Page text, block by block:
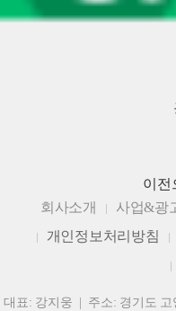
이전
회사소개
사업&광
개인정보처리방침
대표: 강지웅 | 주소: 경기도 고